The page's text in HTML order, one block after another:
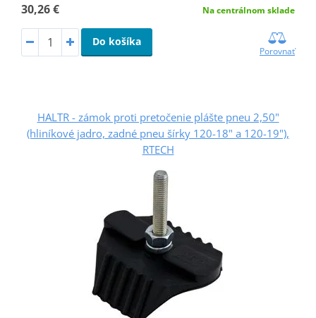
30,26 € Na centrálnom sklade
Do košíka
Porovnať
HALTR - zámok proti pretočenie plášte pneu 2,50"
(hliníkové jadro, zadné pneu šírky 120-18" a 120-19"),
RTECH